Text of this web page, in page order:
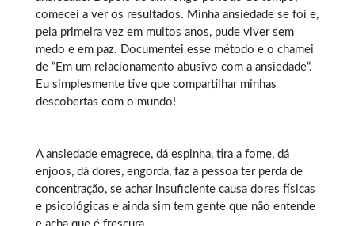
comecei a ver os resultados. Minha ansiedade se foi e,
pela primeira vez em muitos anos, pude viver sem
medo e em paz. Documentei esse método e o chamei
de “Em um relacionamento abusivo com a ansiedade“.
Eu simplesmente tive que compartilhar minhas
descobertas com o mundo!
A ansiedade emagrece, dá espinha, tira a fome, dá
enjoos, dá dores, engorda, faz a pessoa ter perda de
concentração, se achar insuficiente causa dores físicas
e psicológicas e ainda sim tem gente que não entende